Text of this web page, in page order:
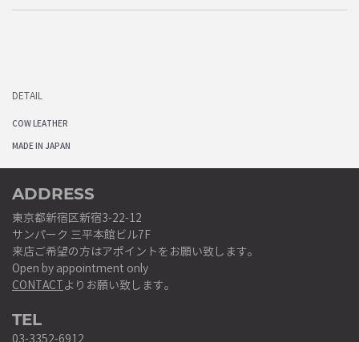
DETAIL
COW LEATHER
MADE IN JAPAN
ADDRESS
東京都新宿区新宿3-22-12
サンパーク 三平本館ビル7F
来店ご希望の方はアポイントをお願い致します。
Open by appointment only
CONTACTよりお願い致します。
TEL
03-3352-6912